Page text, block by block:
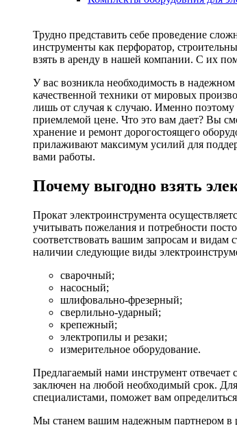
Трудно представить себе проведение
инструменты как перфоратор,
взять в аренду в нашей компании. С их
У вас возникла необходимость в
качественной техники от мировых
лишь от случая к случаю. Именно поэтому
приемлемой цене. Что это вам дает? Вы
хранение и ремонт дорогостоящего
прилаживают максимум усилий для
вами работы.
Почему выгодно взять
Прокат электроинструмента
учитывать пожелания и потребности
соответствовать вашим запросам и видам
наличии следующие виды
сварочный;
насосный;
шлифовально-фрезерный;
сверлильно-ударный;
крепежный;
электропилы и резаки;
измерительное оборудование.
Предлагаемый нами инструмент отвечает
заключен на любой необходимый срок.
специалистами, поможет вам
Мы станем вашим надежным партнером в